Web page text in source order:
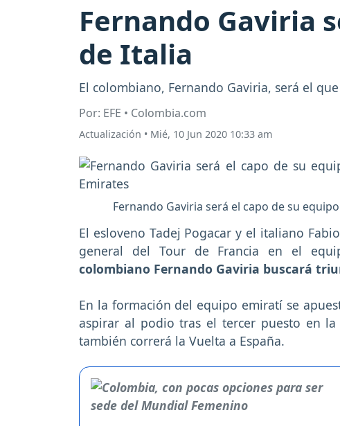
Fernando Gaviria
de Italia
El colombiano, Fernando Gaviria, será el
Por: EFE • Colombia.com
Actualización • Mié, 10 Jun 2020 10:33 am
Fernando Gaviria será el capo de su
El esloveno Tadej Pogacar y el italiano
general del Tour de Francia en el
colombiano Fernando Gaviria buscará
En la formación del equipo emiratí se
aspirar al podio tras el tercer puesto en
también correrá la Vuelta a España.